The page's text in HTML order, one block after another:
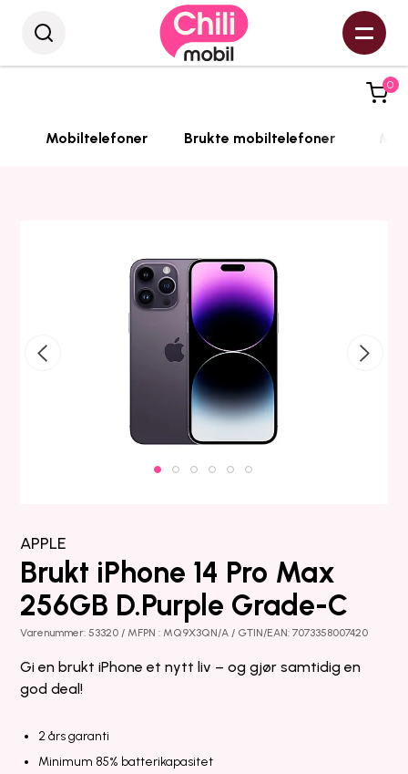
0
Mobiltelefoner Brukte mobiltelefoner
APPLE
Brukt iPhone 14 Pro Max
256GB D.Purple Grade-C
Varenummer: 53320 / MFPN : MQ9X3QN/A / GTIN/EAN: 7073358007420
Gi en brukt iPhone et nytt liv – og gjør samtidig en
god deal!
2 års garanti
Minimum 85% batterikapasitet